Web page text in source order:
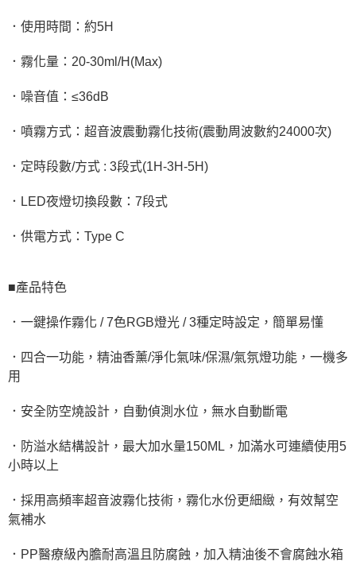
．使用時間：約5H
．霧化量：20-30ml/H(Max)
．噪音值：≤36dB
．噴霧方式：超音波震動霧化技術(震動周波數約24000次)
．定時段數/方式 : 3段式(1H-3H-5H)
．LED夜燈切換段數：7段式
．供電方式：Type C
■產品特色
．一鍵操作霧化 / 7色RGB燈光 / 3種定時設定，簡單易懂
．四合一功能，精油香薰/淨化氣味/保濕/氣氛燈功能，一機多
用
．安全防空燒設計，自動偵測水位，無水自動斷電
．防溢水結構設計，最大加水量150ML，加滿水可連續使用5
小時以上
．採用高頻率超音波霧化技術，霧化水份更細緻，有效幫空
氣補水
．PP醫療級內膽耐高溫且防腐蝕，加入精油後不會腐蝕水箱